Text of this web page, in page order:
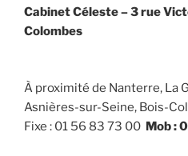
Cabinet Céleste –3 rue
Colombes
À proximité de Nanterre, La
Asnières-sur-Seine, Bois-
Fixe : 01 56 83 73 00 Mob :